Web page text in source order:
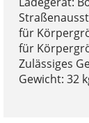
für
für
Zulässiges
Gewicht: 32